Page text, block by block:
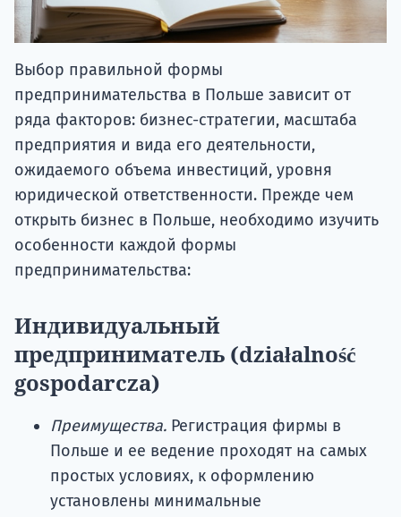
Выбор правильной формы
предпринимательства в Польше зависит от
ряда факторов: бизнес-стратегии, масштаба
предприятия и вида его деятельности,
ожидаемого объема инвестиций, уровня
юридической ответственности. Прежде чем
открыть бизнес в Польше, необходимо изучить
особенности каждой формы
предпринимательства:
Индивидуальный
предприниматель (działalność
gospodarcza)
Преимущества. Регистрация фирмы в
Польше и ее ведение проходят на самых
простых условиях, к оформлению
установлены минимальные